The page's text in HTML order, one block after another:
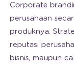
Corporate
perusahaan
produknya.
reputasi
bisnis, maupun